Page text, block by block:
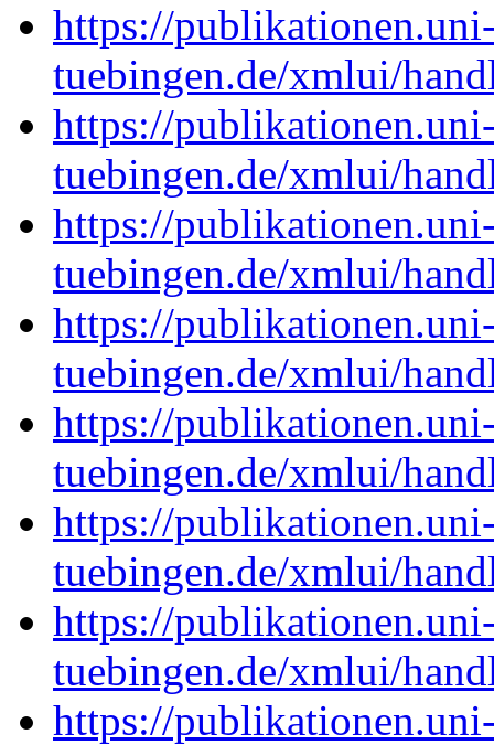
https://
tuebingen.de/xmlui/
https://
tuebingen.de/xmlui/
https://
tuebingen.de/xmlui/
https://
tuebingen.de/xmlui/
https://
tuebingen.de/xmlui/
https://
tuebingen.de/xmlui/
https://
tuebingen.de/xmlui/
https://